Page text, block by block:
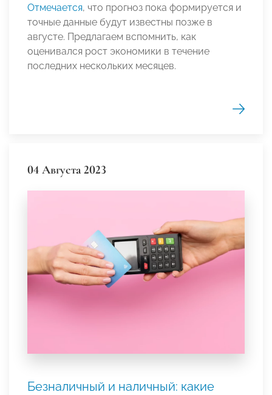
Отмечается, что прогноз пока формируется и
точные данные будут известны позже в
августе. Предлагаем вспомнить, как
оценивался рост экономики в течение
последних нескольких месяцев.
04 Августа 2023
Безналичный и наличный: какие